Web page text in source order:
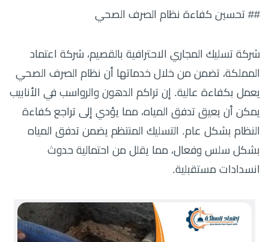
## تحسين كفاءة نظام الصرف الصحي
شركة تسليك المجاري الاحترافية بالقصيم، شركة اعتماد
المملكة، تضمن من خلال خدماتها أن نظام الصرف الصحي
يعمل بكفاءة عالية. إن تراكم الدهون والرواسب في الأنابيب
يمكن أن يعيق تدفق المياه، مما يؤدي إلى تراجع كفاءة
النظام بشكل عام. التسليك المنتظم يضمن تدفق المياه
بشكل سلس وفعال، مما يقلل من احتمالية حدوث
انسدادات مستقبلية.